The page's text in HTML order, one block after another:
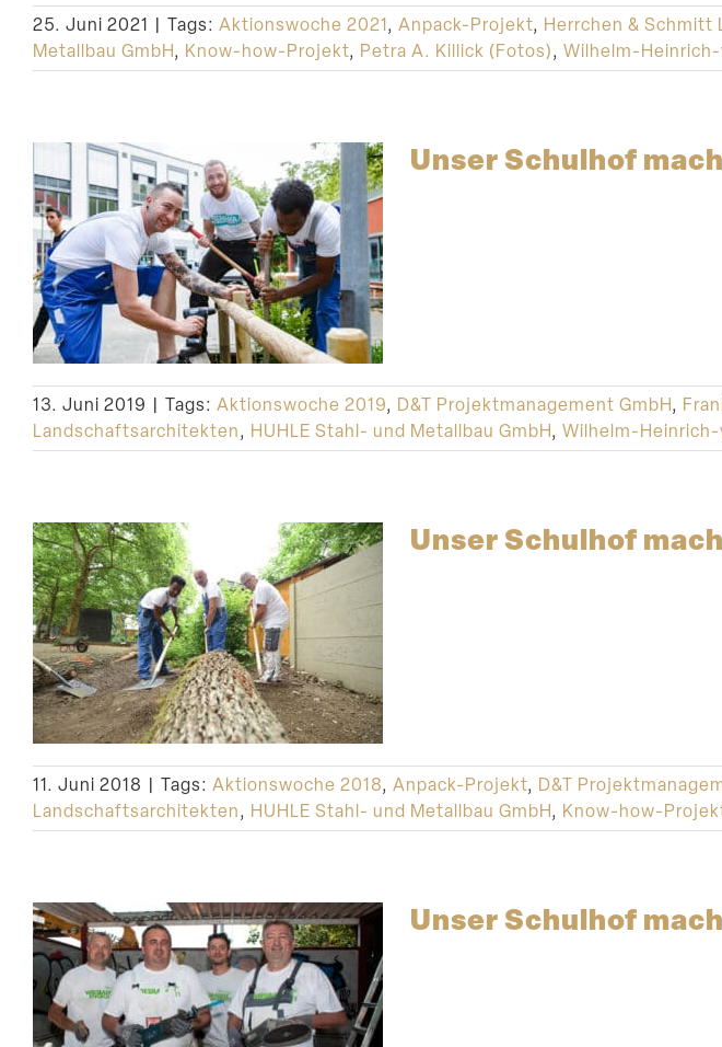
25. Juni 2021 | Tags: Aktionswoche 2021, Anpack-Projekt, Herrchen &
Metallbau GmbH, Know-how-Projekt, Petra A. Killick (Fotos), Wilhelm-
Unser Schulhof
13. Juni 2019 | Tags: Aktionswoche 2019, D&T Projektmanagement GmbH,
Landschaftsarchitekten, HUHLE Stahl- und Metallbau GmbH, Wilhelm-
Unser Schulhof
11. Juni 2018 | Tags: Aktionswoche 2018, Anpack-Projekt, D&T
Landschaftsarchitekten, HUHLE Stahl- und Metallbau GmbH, Know-how-
Unser Schulhof